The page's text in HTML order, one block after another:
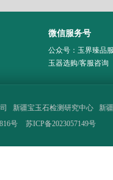
微信服务号
公众号：玉界臻品
玉器选购/客服咨询
新疆宝玉石检测研究中心
新
号 苏ICP备2023057149号